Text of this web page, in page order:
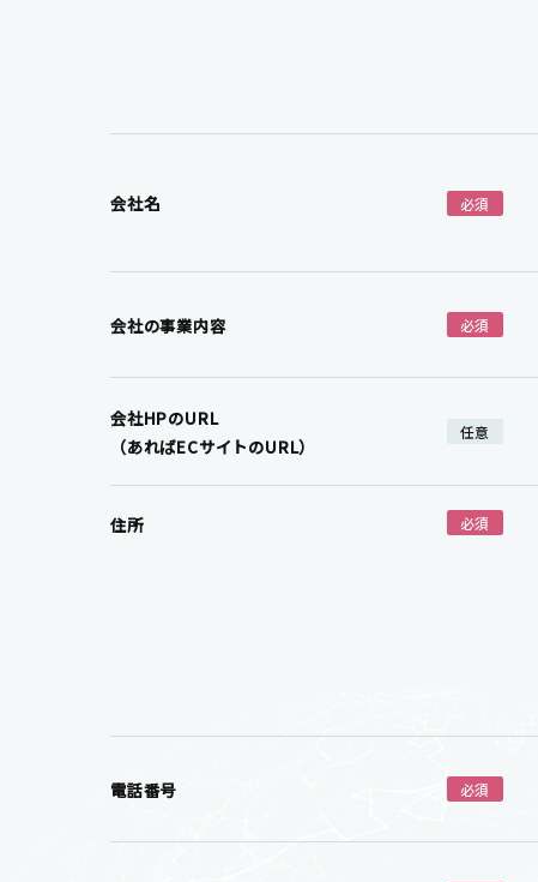
会社名 必須
会社の事業内容 必須
会社HPのURL
（あればECサイトのURL）
任意
住所 必須
電話番号 必須